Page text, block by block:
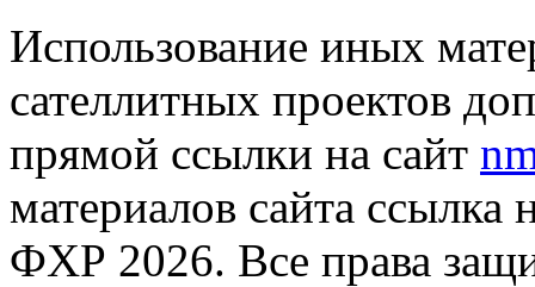
Использование иных
сателлитных проектов
прямой ссылки на сайт
материалов сайта ссылка
ФХР 2026. Все права